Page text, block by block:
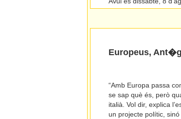
Europeus,
“Amb Europa passa
se sap què és, però
italià. Vol dir, explica
un projecte polític,